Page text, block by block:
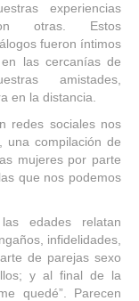
experiencias
otras. Estos
fueron íntimos
las cercanías de
amistades,
en la distancia.
redes sociales nos
una compilación de
mujeres por parte
que nos podemos
edades relatan
infidelidades,
de parejas sexo
y al final de la
quedé”. Parecen